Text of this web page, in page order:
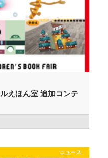
えほん室 追加コンテ
ニュース